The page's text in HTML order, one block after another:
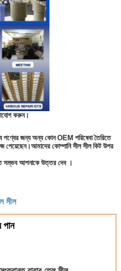
করুন।
পণ্যের জন্য অন্য কোন OEM পরিষেবা তৈরিতে
পেয়েছেন।আমাদের কোম্পানি সীল সীল কিট উপর
সম্ভব আপনাকে উত্তর দেব ।
সীল
পান